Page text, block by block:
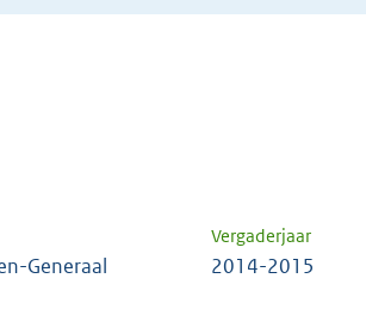
Vergaderjaar
Generaal 2014-2015